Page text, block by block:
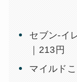
セブン-イ
｜213円
マイルド